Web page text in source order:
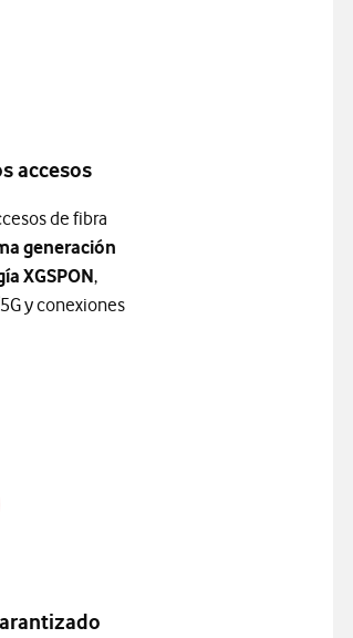
accesos
de fibra
generación
XGSPON,
y conexiones